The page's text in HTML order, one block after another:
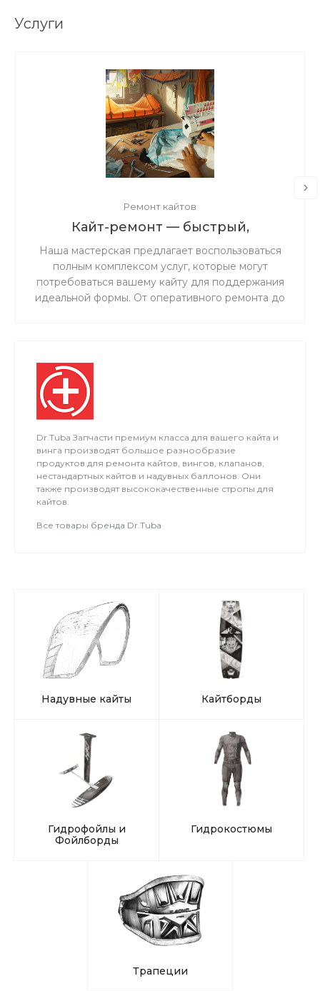
Услуги
Ремонт кайтов
Кайт-ремонт — быстрый,
надёжный, с душой.
Наша мастерская предлагает воспользоваться
полным комплексом услуг, которые могут
потребоваться вашему кайту для поддержания
идеальной формы. От оперативного ремонта до
Dr.Tuba Запчасти премиум класса для вашего кайта и
винга производят большое разнообразие
продуктов для ремонта кайтов, вингов, клапанов,
нестандартных кайтов и надувных баллонов. Они
также производят высококачественные стропы для
кайтов.
Все товары бренда Dr.Tuba
Надувные кайты Кайтборды
Гидрофойлы и
Фойлборды
Гидрокостюмы
Трапеции